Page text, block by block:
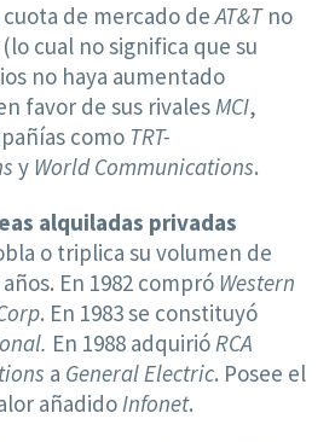
de mercado deAT&Tno
cual no significa que su
no haya aumentado
favor de sus rivalesMCI,
como TRT-
y World Communications.
alquiladas privadas
o triplica su volumen de
En 1982 compró Western
. En 1983 se constituyó
En 1988 adquirióRCA
a General Electric. Posee el
añadidoInfonet.